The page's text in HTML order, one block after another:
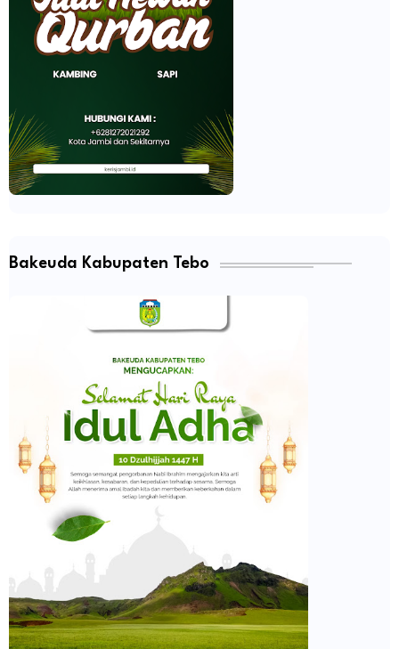
Bakeuda Kabupaten Tebo